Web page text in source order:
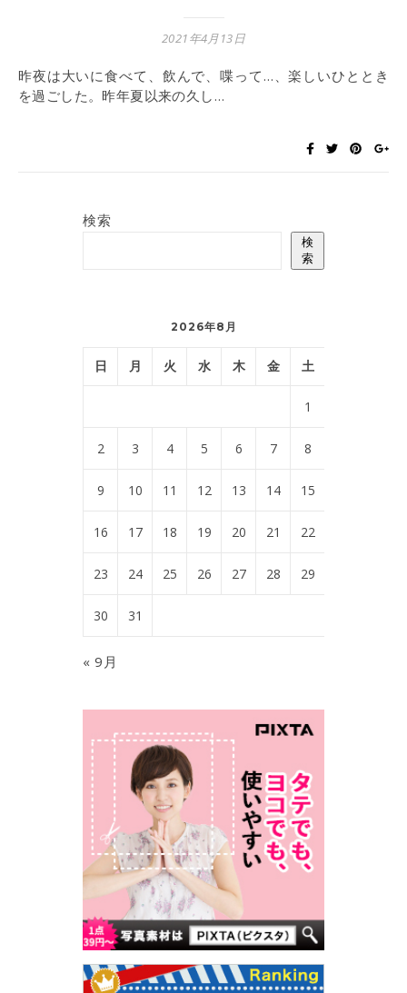
2021年4月13日
昨夜は大いに食べて、飲んで、喋って…、楽しいひととき
を過ごした。昨年夏以来の久し…
検索
検
索
2026年8月
日 月 火 水 木 金 土
1
2 3 4 5 6 7 8
9 10 11 12 13 14 15
16 17 18 19 20 21 22
23 24 25 26 27 28 29
30 31
« 9月